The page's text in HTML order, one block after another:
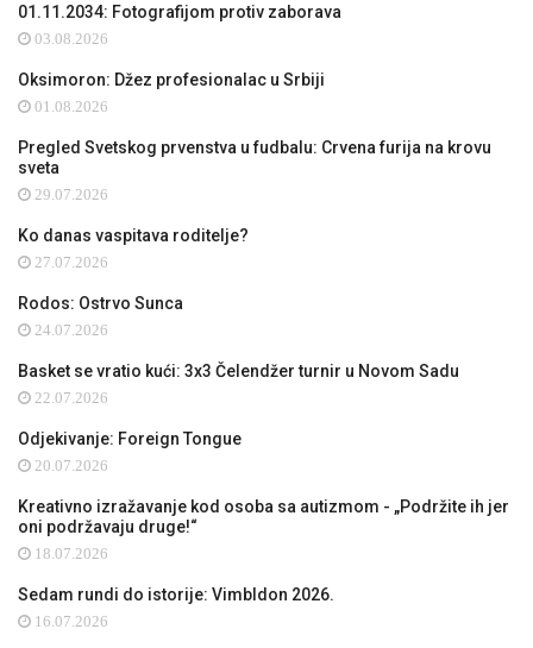
01.11.2034: Fotografijom protiv zaborava
03.08.2026
Oksimoron: Džez profesionalac u Srbiji
01.08.2026
Pregled Svetskog prvenstva u fudbalu: Crvena furija na krovu
sveta
29.07.2026
Ko danas vaspitava roditelje?
27.07.2026
Rodos: Ostrvo Sunca
24.07.2026
Basket se vratio kući: 3x3 Čelendžer turnir u Novom Sadu
22.07.2026
Odjekivanje: Foreign Tongue
20.07.2026
Kreativno izražavanje kod osoba sa autizmom - „Podržite ih jer
oni podržavaju druge!“
18.07.2026
Sedam rundi do istorije: Vimbldon 2026.
16.07.2026